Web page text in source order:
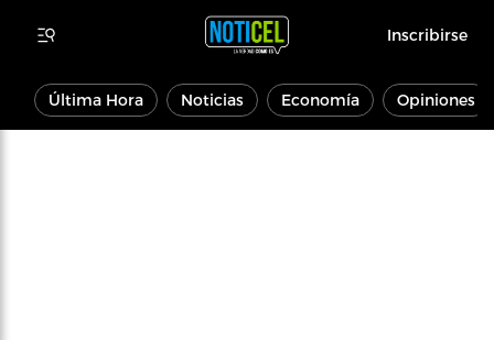
Inscribirse
Última Hora Noticias Economía Opiniones